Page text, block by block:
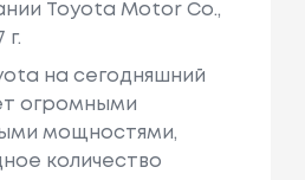
Toyota Motor Co.,
г.
на сегодняшний
огромными
мощностями,
количество